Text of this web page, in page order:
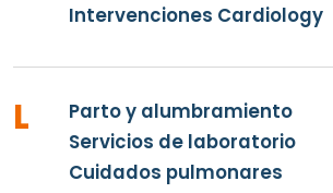
Intervenciones Cardiology
L
Parto y alumbramiento
Servicios de laboratorio
Cuidados pulmonares